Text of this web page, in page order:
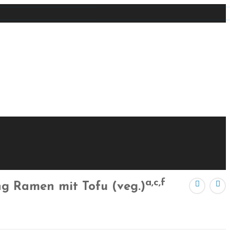
Ramen mit Tofu (veg.)a,c,f